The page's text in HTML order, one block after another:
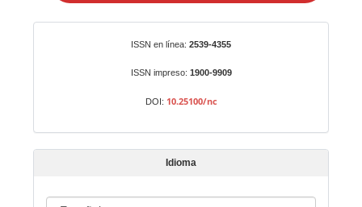
a
t
í
ISSN en línea: 2539-4355
ISSN impreso: 1900-9909
DOI: 10.25100/nc
Idioma